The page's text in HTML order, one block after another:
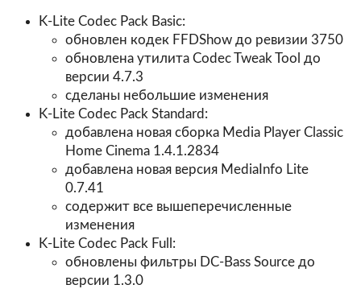
K-Lite Codec Pack Basic:
обновлен кодек FFDShow до ревизии 3750
обновлена утилита Codec Tweak Tool до
версии 4.7.3
сделаны небольшие изменения
K-Lite Codec Pack Standard:
добавлена новая сборка Media Player Classic
Home Cinema 1.4.1.2834
добавлена новая версия MediaInfo Lite
0.7.41
содержит все вышеперечисленные
изменения
K-Lite Codec Pack Full:
обновлены фильтры DC-Bass Source до
версии 1.3.0